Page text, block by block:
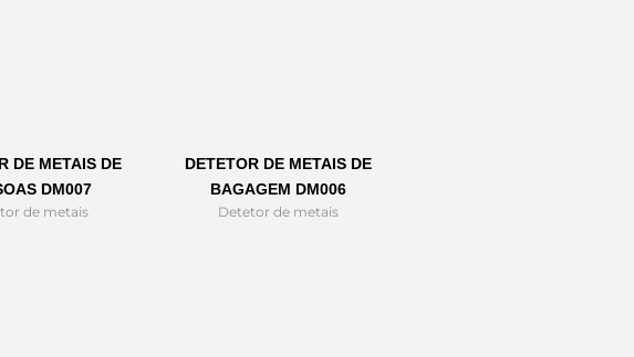
DE METAIS DE
DM007
de metais
DETETOR DE METAIS DE
BAGAGEM DM006
Detetor de metais